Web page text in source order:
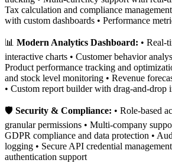
Tax calculation and compliance
with custom dashboards • Performance
📊 Modern Analytics Dashboard: • Real-
interactive charts • Customer behavior
Product performance tracking and
and stock level monitoring • Revenue
• Custom report builder with drag-and-drop
🛡️ Security & Compliance: • Role-based
granular permissions • Multi-company
GDPR compliance and data protection •
logging • Secure API credential
authentication support